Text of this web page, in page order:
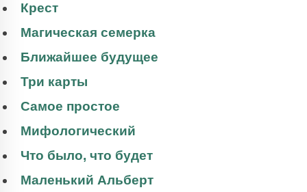
Крест
Магическая семерка
Ближайшее будущее
Три карты
Самое простое
Мифологический
Что было, что будет
Маленький Альберт